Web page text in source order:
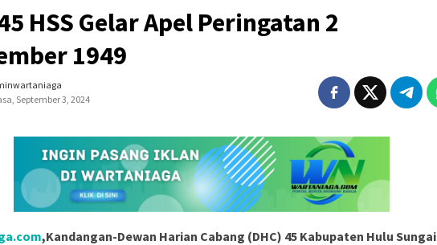
HSS Gelar Apel Peringatan 2
1949
September 3, 2024
,Kandangan-Dewan Harian Cabang (DHC) 45 Kabupaten Hulu Sungai